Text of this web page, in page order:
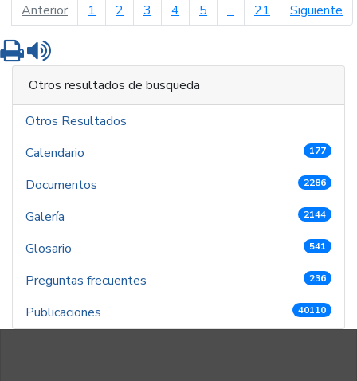
Anteriorpágina anterior
1 2 3 4 5 ... 21 Siguiente
Imprimir
Otros resultados de busqueda
Otros Resultados
Calendario
177
Documentos 2286
Galería 2144
Glosario 541
Preguntas frecuentes 236
Publicaciones 40110